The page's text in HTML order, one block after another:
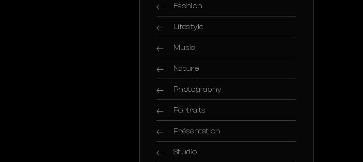
Fashion
Lifestyle
Music
Nature
Photography
Portraits
Présentation
Studio